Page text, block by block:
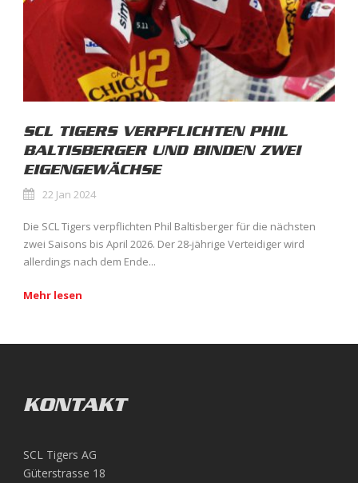
SCL TIGERS VERPFLICHTEN PHIL
BALTISBERGER UND BINDEN ZWEI
EIGENGEWÄCHSE
22 Jan 2024
Die SCL Tigers verpflichten Phil Baltisberger für die nächsten
zwei Saisons bis April 2026. Der 28-jährige Verteidiger wird
allerdings nach dem Ende...
Mehr lesen
KONTAKT
SCL Tigers AG
Güterstrasse 18